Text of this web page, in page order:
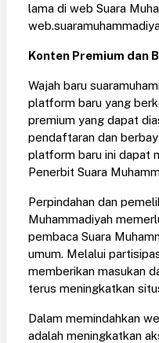
lama di web Suara
Konten Premium dan
Wajah baru
platform baru yang
premium yang dapat
pendaftaran dan
platform baru ini dapat
Penerbit Suara
Perpindahan dan
Muhammadiyah
pembaca Suara
umum. Melalui
memberikan masukan
terus meningkatkan
Dalam memindahkan
adalah meningkatkan